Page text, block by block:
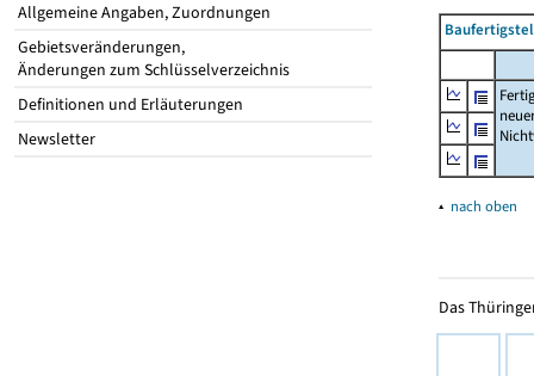
Allgemeine Angaben, Zuordnungen
Gebietsveränderungen,
Änderungen zum Schlüsselverzeichnis
Definitionen und Erläuterungen
Newsletter
▴ nach oben
Das